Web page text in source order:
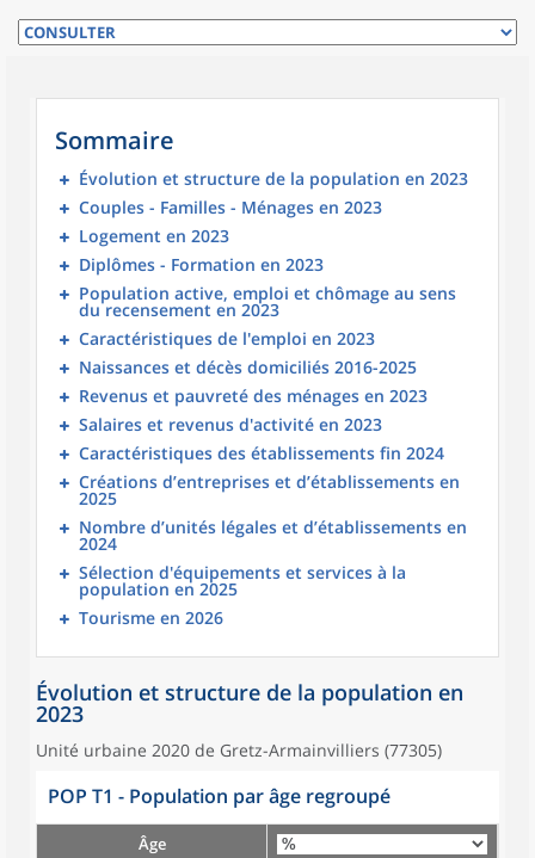
Sommaire
Évolution et structure de la population en 2023
Couples - Familles - Ménages en 2023
Logement en 2023
Diplômes - Formation en 2023
Population active, emploi et chômage au sens
du recensement en 2023
Caractéristiques de l'emploi en 2023
Naissances et décès domiciliés 2016-2025
Revenus et pauvreté des ménages en 2023
Salaires et revenus d'activité en 2023
Caractéristiques des établissements fin 2024
Créations d’entreprises et d’établissements en
2025
Nombre d’unités légales et d’établissements en
2024
Sélection d'équipements et services à la
population en 2025
Tourisme en 2026
Évolution et structure de la population en
2023
Unité urbaine 2020 de Gretz-Armainvilliers (77305)
POP T1 - Population par âge regroupé
Âge